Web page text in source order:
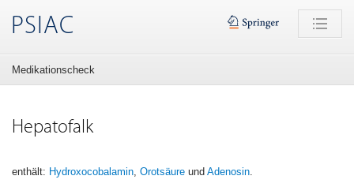
PSIAC
Medikationscheck
Hepatofalk
enthält: Hydroxocobalamin, Orotsäure und Adenosin.